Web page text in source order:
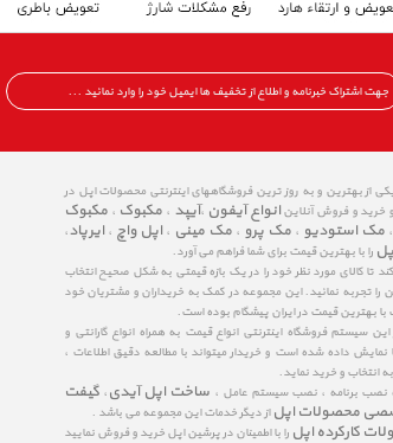
از بهترین و به روز ترین فروشگاههای اینترنتی محصولات اپل در
و خرید و فروش آنلاینانواع آیفون ،آیپد ، مکبوک ، مکبوک
، مک استودیو ، مک پرو ، مک مینی ، اپل واچ ، ایرپاد،
را با بهترین قیمت برای شما فراهم می آورد.
تا کالای مورد نظر خود را در یک بازه قیمتی به شکل صحیح انتخاب
را تجربه نمائید. این مجموعه در کمک به خریداران و مشتریان خود
بهترین قیمت در ایران پیشگام بوده است.
سیستم فروشگاه اینترنتی انواع قیمت به همراه انواع گارانتی و
نمایش داده شده است و خریدار میتواند با مطالعه دقیق اطلاعات ،
انتخاب و خرید نماید.
نصب برنامه ، نصب سیستم عامل ، ساخت اپل آیدی ، گیفت
محصولات اپل از دیگر خدمات این مجموعه می باشد .
کارکرده اپل را با اطمینان در پرشین اپل خرید و فروش نمایید